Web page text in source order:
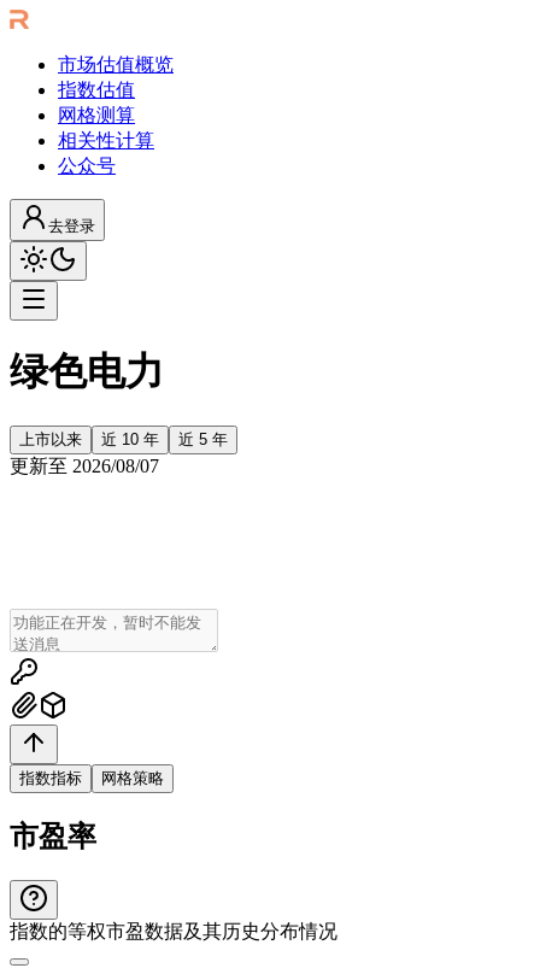
市场估值概览
指数估值
网格测算
相关性计算
公众号
去登录
绿色电力
上市以来 近 10 年 近 5 年
更新至 2026/08/07
指数指标 网格策略
市盈率
指数的等权市盈数据及其历史分布情况